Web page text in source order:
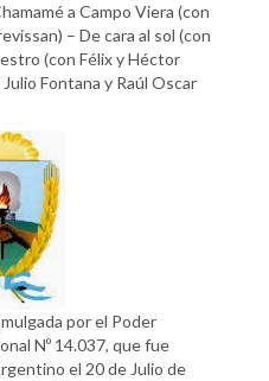
a Campo Viera (con
– De cara al sol (con
(con Félix y Héctor
Fontana y Raúl Oscar
por el Poder
Nº 14.037, que fue
el 20 de Julio de